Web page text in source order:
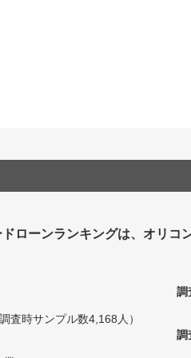
ローンランキングは、オリコ
査時サンプル数4,168人）
調
調